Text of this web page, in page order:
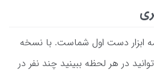
ابزار دست اول شماست. با نسخه
در هر لحظه ببینید چند نفر در